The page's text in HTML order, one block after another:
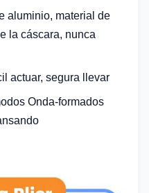
aluminio, material de
la cáscara, nunca
actuar, segura llevar
Onda-formados